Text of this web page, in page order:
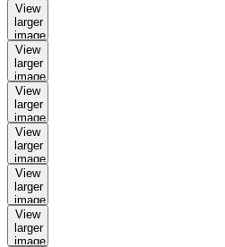
View
larger
image
View
larger
image
View
larger
image
View
larger
image
View
larger
image
View
larger
image